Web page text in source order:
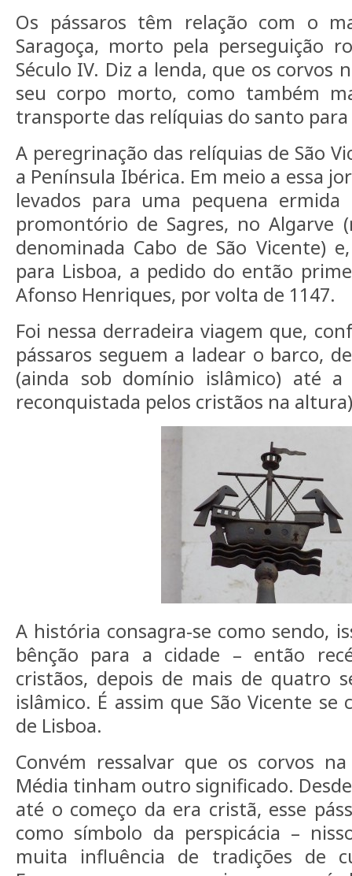
Os pássaros têm relação com o
Saragoça, morto pela perseguição
Século IV. Diz a lenda, que os corvos
seu corpo morto, como também
transporte das relíquias do santo para
A peregrinação das relíquias de São
a Península Ibérica. Em meio a essa
levados para uma pequena ermida
promontório de Sagres, no Algarve
denominada Cabo de São Vicente)
para Lisboa, a pedido do então
Afonso Henriques, por volta de 1147.
Foi nessa derradeira viagem que,
pássaros seguem a ladear o barco,
(ainda sob domínio islâmico) até
reconquistada pelos cristãos na
A história consagra-se como sendo,
bênção para a cidade – então
cristãos, depois de mais de quatro
islâmico. É assim que São Vicente
de Lisboa.
Convém ressalvar que os corvos
Média tinham outro significado.
até o começo da era cristã, esse
como símbolo da perspicácia –
muita influência de tradições de